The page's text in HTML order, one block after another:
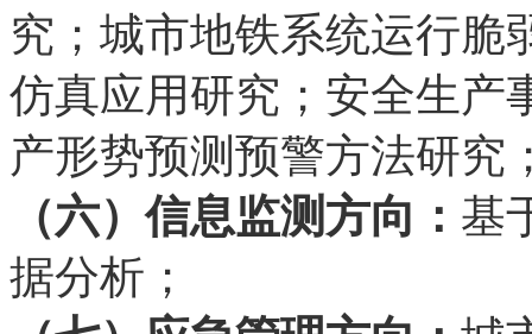
究；城市地铁系统运行脆
仿真应用研究；安全生产
产形势预测预警方法研究
（六）信息监测方向： 基
据分析；